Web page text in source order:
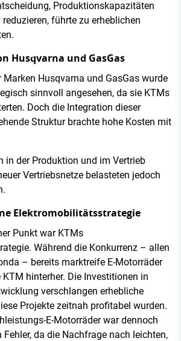
Produktionskapazitäten
führte zu erheblichen
Husqvarna und GasGas
Marken Husqvarna und GasGas wurde
sinnvoll angesehen, da sie KTMs
Doch die Integration dieser
Struktur brachte hohe Kosten mit
in der Produktion und im Vertrieb
Vertriebsnetze belasteten jedoch
Elektromobilitätsstrategie
Punkt war KTMs
Während die Konkurrenz – allen
– bereits marktreife E-Motorräder
hinterher. Die Investitionen in
verschlangen erhebliche
Projekte zeitnah profitabel wurden.
E-Motorräder war dennoch
da die Nachfrage nach leichten,